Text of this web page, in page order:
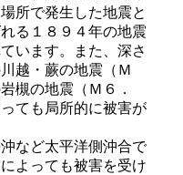
所で発生した地震と
る１８９４年の地震
います。また、深さ
越・蕨の地震（Ｍ
槻の地震（Ｍ６．
ても局所的に被害が
など太平洋側沖合で
よっても被害を受け